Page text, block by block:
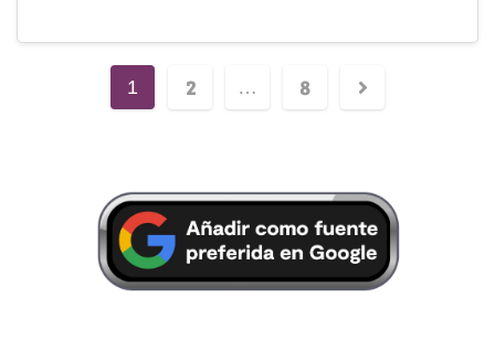
1 2 … 8